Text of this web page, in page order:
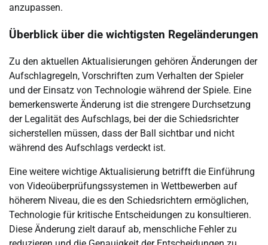
anzupassen.
Überblick über die wichtigsten Regeländerungen
Zu den aktuellen Aktualisierungen gehören Änderungen der
Aufschlagregeln, Vorschriften zum Verhalten der Spieler
und der Einsatz von Technologie während der Spiele. Eine
bemerkenswerte Änderung ist die strengere Durchsetzung
der Legalität des Aufschlags, bei der die Schiedsrichter
sicherstellen müssen, dass der Ball sichtbar und nicht
während des Aufschlags verdeckt ist.
Eine weitere wichtige Aktualisierung betrifft die Einführung
von Videoüberprüfungssystemen in Wettbewerben auf
höherem Niveau, die es den Schiedsrichtern ermöglichen,
Technologie für kritische Entscheidungen zu konsultieren.
Diese Änderung zielt darauf ab, menschliche Fehler zu